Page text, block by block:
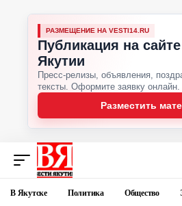
РАЗМЕЩЕНИЕ НА VESTI14.RU
Публикация на
Якутии
Пресс-релизы, объявления,
тексты. Оформите заявку онлайн.
Разместить
В Якутске Политика Общество